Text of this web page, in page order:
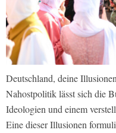
Deutschland, deine
Nahostpolitik lässt sich die
Ideologien und einem
Eine dieser Illusionen